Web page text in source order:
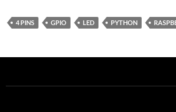
4 PINS GPIO LED PYTHON